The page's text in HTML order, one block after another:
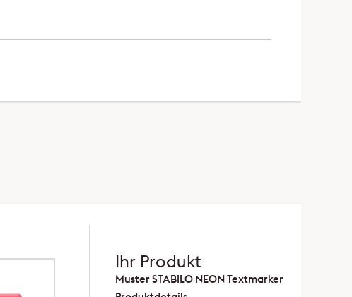
Ihr Produkt
Muster STABILO NEON Textmarker